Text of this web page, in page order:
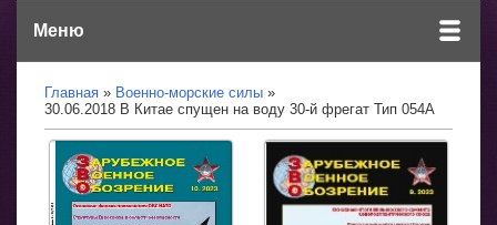
Меню
Главная
Военно-морские силы
30.06.2018 В Китае спущен на воду 30-й фрегат Тип 054А